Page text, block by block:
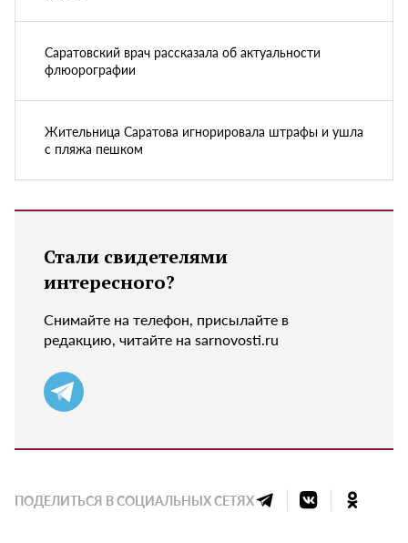
Саратовский врач рассказала об актуальности
флюорографии
Жительница Саратова игнорировала штрафы и ушла
с пляжа пешком
Стали свидетелями
интересного?
Снимайте на телефон, присылайте в
редакцию, читайте на sarnovosti.ru
ПОДЕЛИТЬСЯ В СОЦИАЛЬНЫХ СЕТЯХ